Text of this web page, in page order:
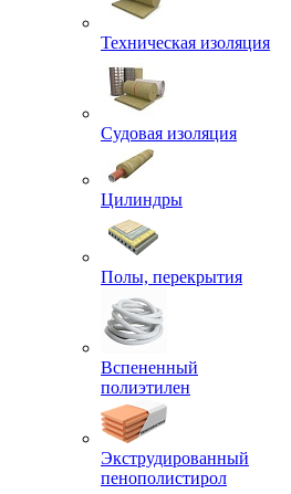
Техническая изоляция
Судовая изоляция
Цилиндры
Полы, перекрытия
Вспененный
полиэтилен
Экструдированный
пенополистирол